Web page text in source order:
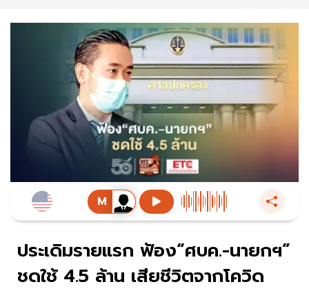
ประเดิมรายแรก ฟ้อง“ศบค.-นายกฯ”
ชดใช้ 4.5 ล้าน เสียชีวิตจากโควิด